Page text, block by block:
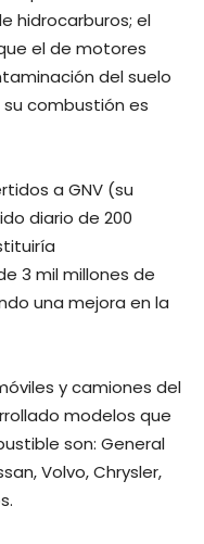
hidrocarburos; el
el de motores
del suelo
combustión es
a GNV (su
diario de 200
3 mil millones de
una mejora en la
y camiones del
modelos que
son: General
Volvo, Chrysler,